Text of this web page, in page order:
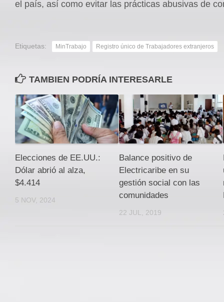
el país, así como evitar las prácticas abusivas de
Etiquetas: MinTrabajo Registro único de Trabajadores extranjeros
TAMBIEN PODRÍA INTERESARLE
Elecciones de EE.UU.:
Dólar abrió al alza,
$4.414
5 NOV, 2024
Balance positivo de
Electricaribe en su
gestión social con las
comunidades
22 JUL, 2019